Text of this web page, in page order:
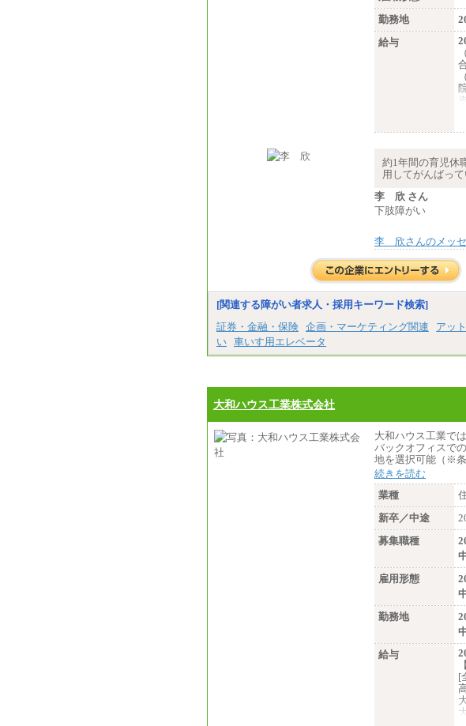
勤務地
給与
約1年間の育児休
用してがんばって
李 欣 さん
下肢障がい
李 欣さんのメッ
[関連する障がい者求人・採用キーワード検索]
証券・金融・保険 企画・マーケティング関連 アッ
い 車いす用エレベータ
大和ハウス工業株式会社
大和ハウス工業で
バックオフィスで
地を選択可能（※
続きを読む
業種
新卒／中途
募集職種
雇用形態
勤務地
給与
[